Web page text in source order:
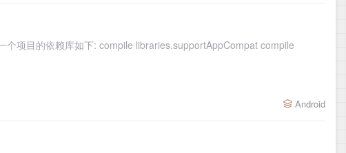
项目的依赖库如下: compile libraries.supportAppCompat compile
Android